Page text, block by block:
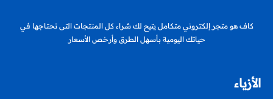
كاف هو متجر إلكتروني متكامل يتيح لك شراء كل المنتجات التى تحتاجها في
حياتك اليومية بأسهل الطرق وأرخص الأسعار
الأزياء